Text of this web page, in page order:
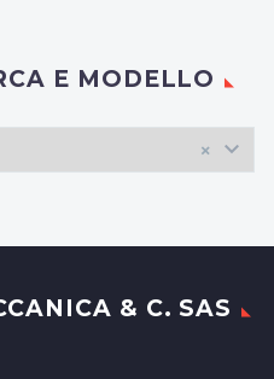
E MODELLO
×
& C. SAS